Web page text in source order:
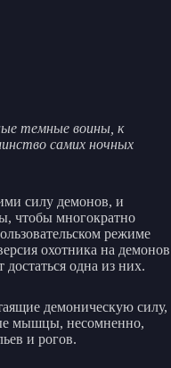
темные воины, к
самих ночных
силу демонов, и
чтобы многократно
режиме
охотника на демонов
одна из них.
демоническую силу,
мышцы, несомненно,
и рогов.